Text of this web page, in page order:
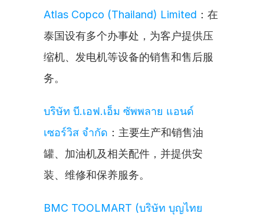
Atlas Copco (Thailand) Limited ：在
泰国设有多个办事处，为客户提供压
缩机、发电机等设备的销售和售后服
务。
บริษัท บี.เอฟ.เอ็ม ซัพพลาย แอนด์
เซอร์วิส จำกัด ：主要生产和销售油
罐、加油机及相关配件，并提供安
装、维修和保养服务。
BMC TOOLMART (บริษัท บุญไทย